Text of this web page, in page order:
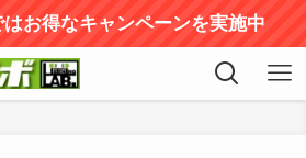
はお得なキャンペーンを実施中